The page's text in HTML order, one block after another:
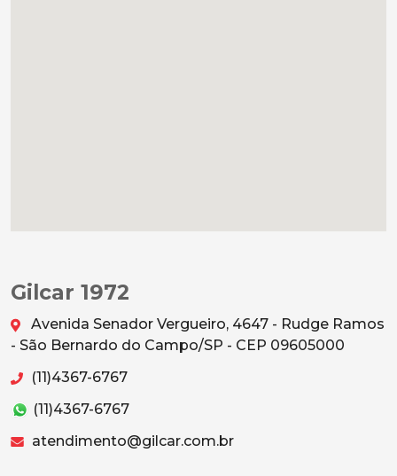
Gilcar 1972
Avenida Senador Vergueiro, 4647 - Rudge Ramos
- São Bernardo do Campo/SP - CEP 09605000
(11)4367-6767
(11)4367-6767
atendimento@gilcar.com.br